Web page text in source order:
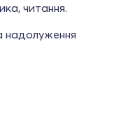
читання.
надолуження